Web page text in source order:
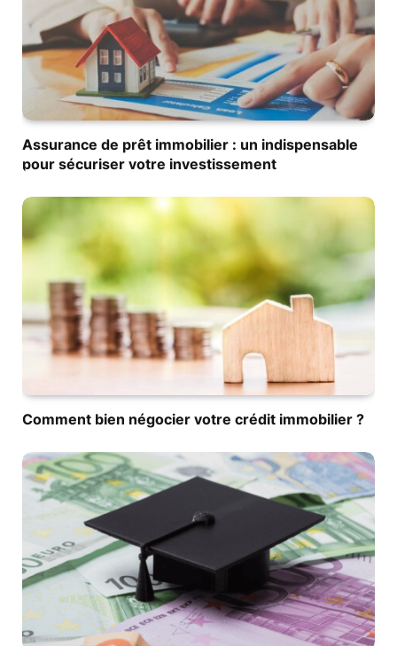
Assurance de prêt immobilier : un indispensable
pour sécuriser votre investissement
Comment bien négocier votre crédit immobilier ?